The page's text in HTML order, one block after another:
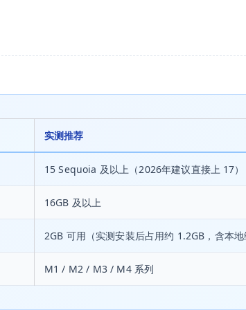
实测推荐
15 Sequoia 及以上（2026年建议直接上 17）
16GB 及以上
2GB 可用（实测安装后占用约 1.2GB，含本
M1 / M2 / M3 / M4 系列